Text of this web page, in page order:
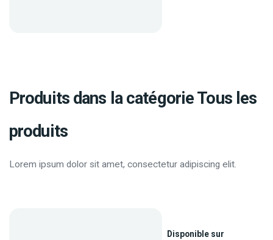
Produits dans la catégorie Tous les
produits
Lorem ipsum dolor sit amet, consectetur adipiscing elit.
Disponible sur